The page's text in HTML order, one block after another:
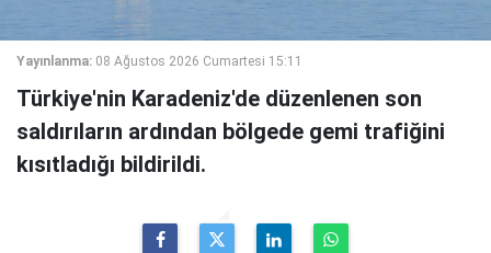
Yayınlanma: 08 Ağustos 2026 Cumartesi 15:11
Türkiye'nin Karadeniz'de düzenlenen son
saldırıların ardından bölgede gemi trafiğini
kısıtladığı bildirildi.